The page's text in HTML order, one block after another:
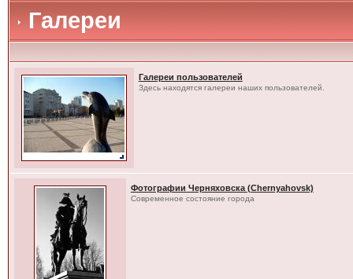
Галереи
Галереи пользователей
Здесь находятся галереи наших пользователей.
Фотографии Черняховска (Chernyahovsk)
Современное состояние города